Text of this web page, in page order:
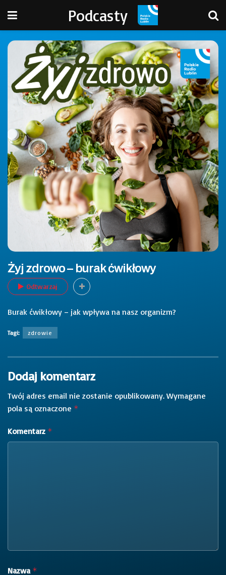
Podcasty
Żyj zdrowo – burak ćwikłowy
Odtwarzaj
Burak ćwikłowy – jak wpływa na nasz organizm?
Tagi: zdrowie
Dodaj komentarz
Twój adres email nie zostanie opublikowany. Wymagane
pola są oznaczone *
Komentarz *
Nazwa *